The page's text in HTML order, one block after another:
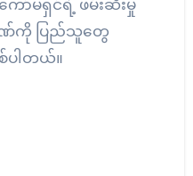
ော်မရှင်ရဲ့ ဖမ်းဆီးမှု
ဒဏ်ကို ပြည်သူတွေ
ပါတယ်။